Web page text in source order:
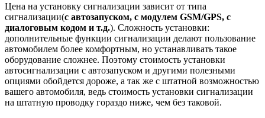
Цена на установку сигнализации зависит от типа
сигнализации(с автозапуском, с модулем GSM/GРS, с
диалоговым кодом и т.д.). Сложность установки:
дополнительные функции сигнализации делают пользование
автомобилем более комфортным, но устанавливать такое
оборудование сложнее. Поэтому стоимость установки
автосигнализации с автозапуском и другими полезными
опциями обойдется дороже, а так же с штатной возможностью
вашего автомобиля, ведь стоимость установки сигнализации
на штатную проводку гораздо ниже, чем без таковой.